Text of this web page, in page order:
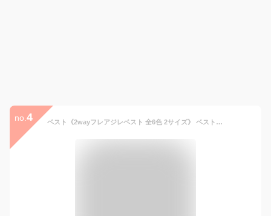
no. 4 ベスト《2wayフレアジレベスト 全6色 2サイズ》 ベスト ジレ フレア ペプラム 体型カバー ぽっこりお腹 お尻 隠し ゆったり 大きい 切り替え ノースリーブ チュニック おしゃれ きれいめ 大人カジュアル 可愛い 2way 春夏秋冬 レディース トップス////